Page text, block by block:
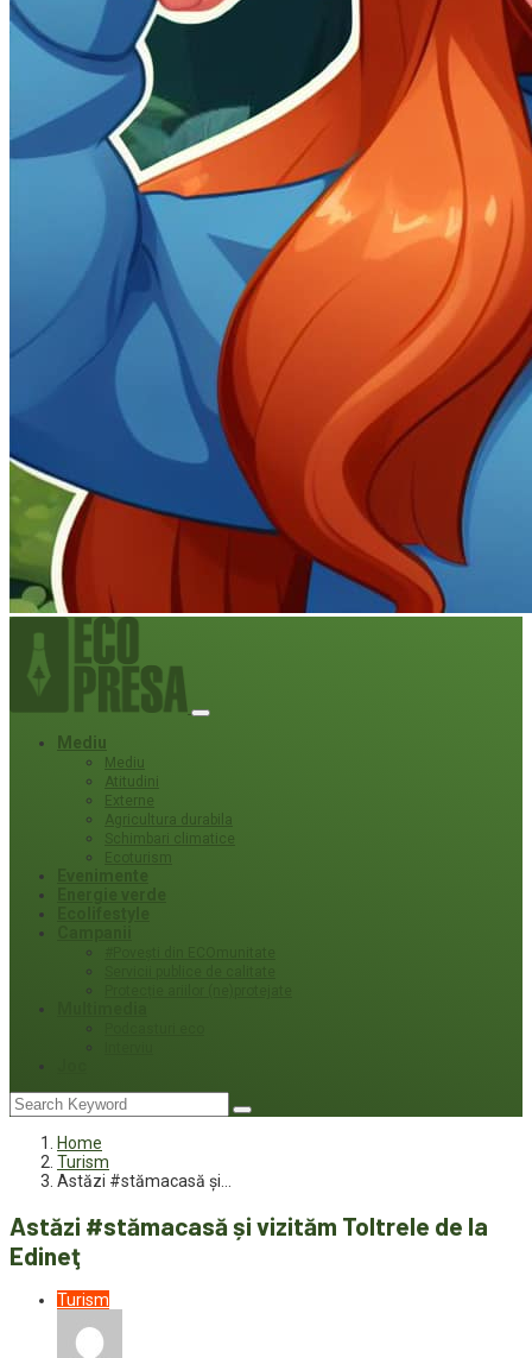
Mediu
Mediu
Atitudini
Externe
Agricultura durabila
Schimbari climatice
Ecoturism
Home
Turism
Astăzi #stămacasă și…
Astăzi #stămacasă și vizităm Toltrele de la
Edineţ
Turism